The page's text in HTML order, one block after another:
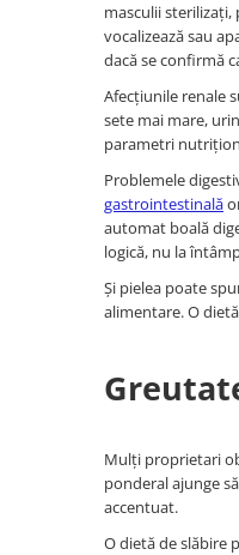
masculii sterilizați,
vocalizează sau
dacă se confirmă
Afecțiunile renale
sete mai mare,
parametri
Problemele
gastrointestinală
automat boală
logică, nu la
Și pielea poate
alimentare. O
Mulți proprietari
ponderal ajunge
accentuat.
O dietă de slăbire